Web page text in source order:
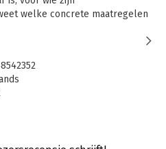
welke concrete maatregelen
het fenomeen uitstelgedrag,
aanpakt, waardoor je
manier van werken. Het
krachtig middel in handen